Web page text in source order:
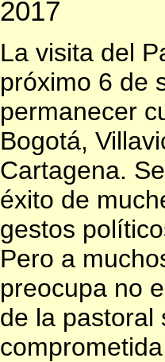
2017
La visita del
próximo 6 de
permanecer
Bogotá,
Cartagena.
éxito de
gestos
Pero a
preocupa no
de la pastoral